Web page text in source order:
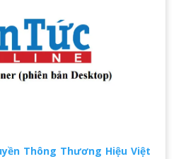
Thông Thương Hiệu Việt